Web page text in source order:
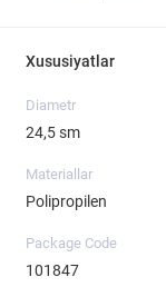
Xususiyatlar
Diametr
24,5 sm
Materiallar
Polipropilen
Package Code
101847